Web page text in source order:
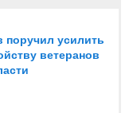
усилить
ветеранов